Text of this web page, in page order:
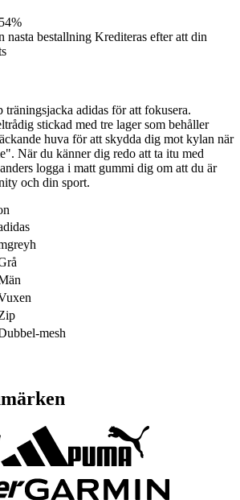
nasta bestallning Krediteras efter att din
adidas för att fokusera.
stickad med tre lager som behåller
huva för att skydda dig mot kylan när
När du känner dig redo att ta itu med
logga i matt gummi dig om att du är
och din sport.
mesh